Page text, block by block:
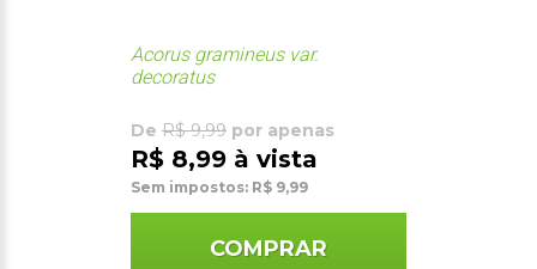
Acorus gramineus var.
decoratus
De R$ 9,99 por apenas
R$ 8,99 à vista
Sem impostos: R$ 9,99
COMPRAR